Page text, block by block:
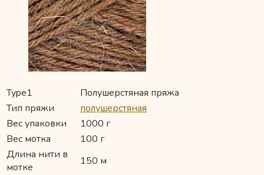
Type1
Полушерстяная пряжа
Тип пряжи
полушерстяная
Вес упаковки
1000 г
Вес мотка
100 г
Длина нити в
мотке
150 м